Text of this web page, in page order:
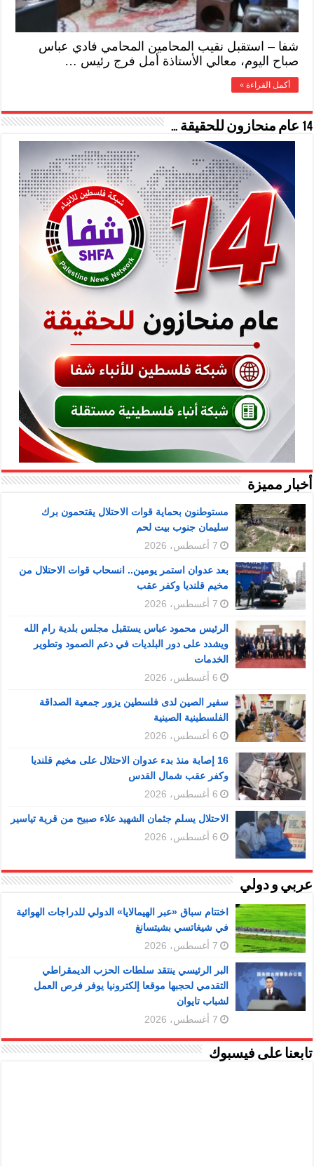
شفا – استقبل نقيب المحامين المحامي فادي عباس
صباح اليوم، معالي الأستاذة أمل فرج رئيس …
أكمل القراءة »
14 عام منحازون للحقيقة …
أخبار مميزة
مستوطنون بحماية قوات الاحتلال يقتحمون برك
سليمان جنوب بيت لحم
7 أغسطس، 2026
بعد عدوان استمر يومين.. انسحاب قوات الاحتلال من
مخيم قلنديا وكفر عقب
7 أغسطس، 2026
الرئيس محمود عباس يستقبل مجلس بلدية رام الله
ويشدد على دور البلديات في دعم الصمود وتطوير
الخدمات
6 أغسطس، 2026
سفير الصين لدى فلسطين يزور جمعية الصداقة
الفلسطينية الصينية
6 أغسطس، 2026
16 إصابة منذ بدء عدوان الاحتلال على مخيم قلنديا
وكفر عقب شمال القدس
6 أغسطس، 2026
الاحتلال يسلم جثمان الشهيد علاء صبيح من قرية تياسير
6 أغسطس، 2026
عربي و دولي
اختتام سباق «عبر الهيمالايا» الدولي للدراجات الهوائية
في شيغاتسي بشيتسانغ
7 أغسطس، 2026
البر الرئيسي ينتقد سلطات الحزب الديمقراطي
التقدمي لحجبها موقعا إلكترونيا يوفر فرص العمل
لشباب تايوان
7 أغسطس، 2026
تابعنا على فيسبوك